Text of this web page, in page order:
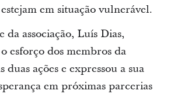
em situação vulnerável.
da associação, Luís Dias,
esforço dos membros da
duas ações e expressou a sua
em próximas parcerias